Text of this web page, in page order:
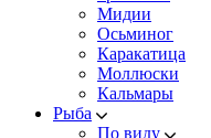
Мидии
Осьминог
Каракатица
Моллюски
Кальмары
Рыба
По виду